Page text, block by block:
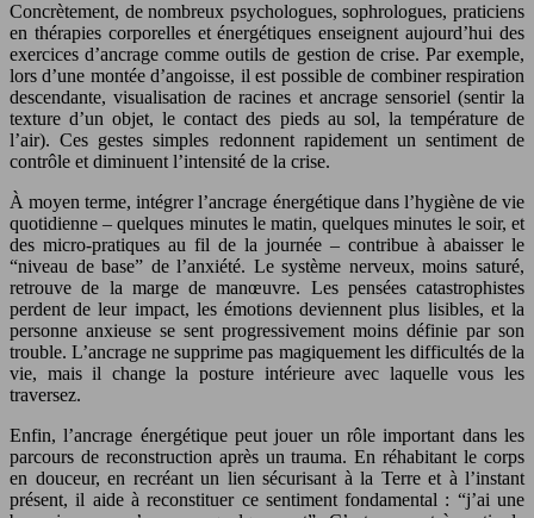
Concrètement, de nombreux psychologues, sophrologues, praticiens
en thérapies corporelles et énergétiques enseignent aujourd’hui des
exercices d’ancrage comme outils de gestion de crise. Par exemple,
lors d’une montée d’angoisse, il est possible de combiner respiration
descendante, visualisation de racines et ancrage sensoriel (sentir la
texture d’un objet, le contact des pieds au sol, la température de
l’air). Ces gestes simples redonnent rapidement un sentiment de
contrôle et diminuent l’intensité de la crise.
À moyen terme, intégrer l’ancrage énergétique dans l’hygiène de vie
quotidienne – quelques minutes le matin, quelques minutes le soir, et
des micro-pratiques au fil de la journée – contribue à abaisser le
“niveau de base” de l’anxiété. Le système nerveux, moins saturé,
retrouve de la marge de manœuvre. Les pensées catastrophistes
perdent de leur impact, les émotions deviennent plus lisibles, et la
personne anxieuse se sent progressivement moins définie par son
trouble. L’ancrage ne supprime pas magiquement les difficultés de la
vie, mais il change la posture intérieure avec laquelle vous les
traversez.
Enfin, l’ancrage énergétique peut jouer un rôle important dans les
parcours de reconstruction après un trauma. En réhabitant le corps
en douceur, en recréant un lien sécurisant à la Terre et à l’instant
présent, il aide à reconstituer ce sentiment fondamental : “j’ai une